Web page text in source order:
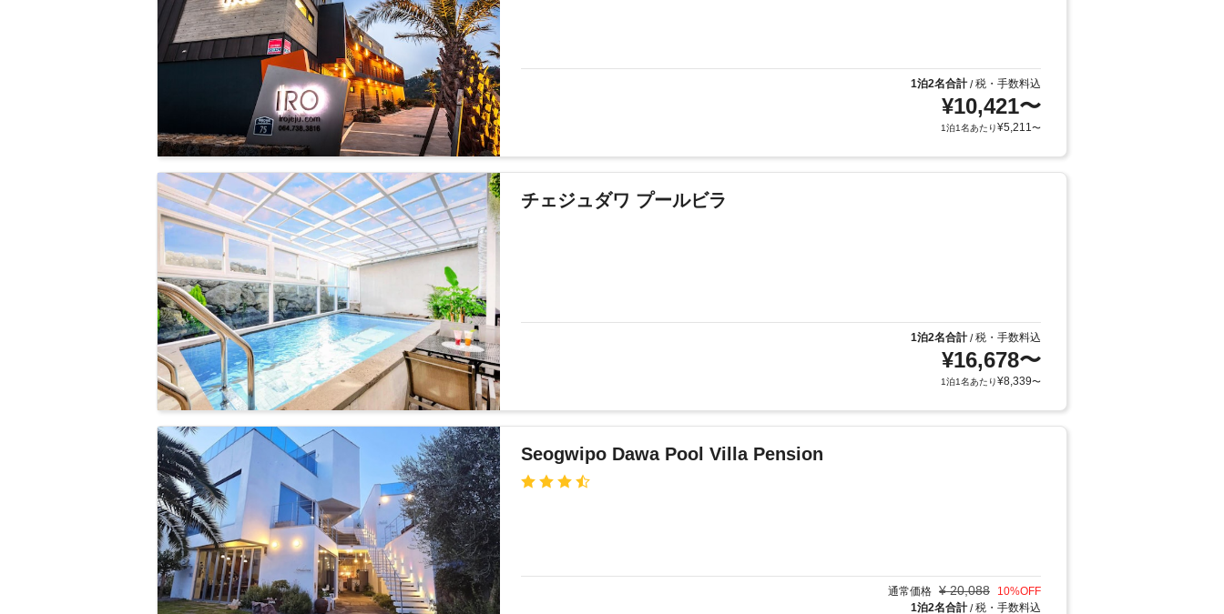
1泊2名合計/税・手数料込
¥10,421〜
1泊1名あたり¥5,211〜
チェジュダワ プールビラ
1泊2名合計/税・手数料込
¥16,678〜
1泊1名あたり¥8,339〜
Seogwipo Dawa Pool Villa Pension
通常価格 ¥ 20,088 10%OFF
1泊2名合計/税・手数料込